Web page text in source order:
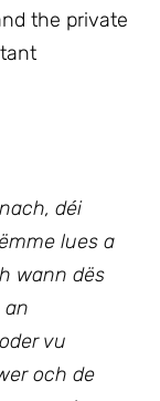
the private
déi
lues a
wann dës
an
vu
och de